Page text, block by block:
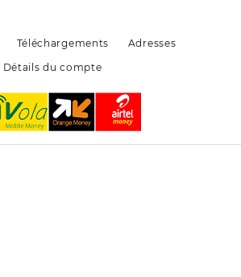
page
produit
Téléchargements
Adresses
Détails du compte